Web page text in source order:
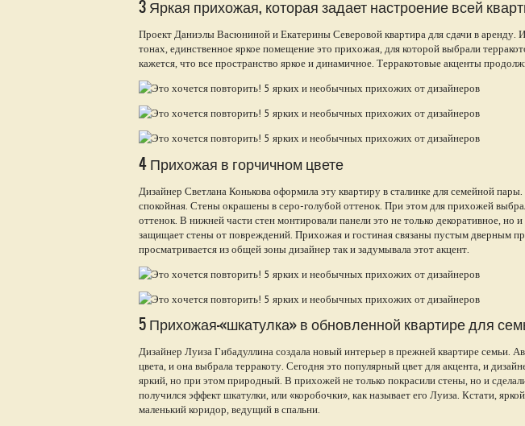
3 Яркая прихожая, которая задает настроение всей
Проект Даниэлы Васюниной и Екатерины Северовой квартира для сдачи в аренду.
тонах, единственное яркое помещение это прихожая, для которой выбрали
кажется, что все пространство яркое и динамичное. Терракотовые акценты
4 Прихожая в горчичном цвете
Дизайнер Светлана Конькова оформила эту квартиру в сталинке для семейной
спокойная. Стены окрашены в серо-голубой оттенок. При этом для прихожей
оттенок. В нижней части стен монтировали панели это не только декоративное, но
защищает стены от повреждений. Прихожая и гостиная связаны пустым дверным
просматривается из общей зоны дизайнер так и задумывала этот акцент.
5 Прихожая-«шкатулка» в обновленной квартире для
Дизайнер Луиза Гибадуллина создала новый интерьер в прежней квартире семьи.
цвета, и она выбрала терракоту. Сегодня это популярный цвет для акцента, и
яркий, но при этом природный. В прихожей не только покрасили стены, но и
получился эффект шкатулки, или «коробочки», как называет его Луиза. Кстати,
маленький коридор, ведущий в спальни.